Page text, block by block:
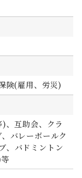
険(雇用、労災)
、互助会、クラ
バレーボールク
、バドミントン